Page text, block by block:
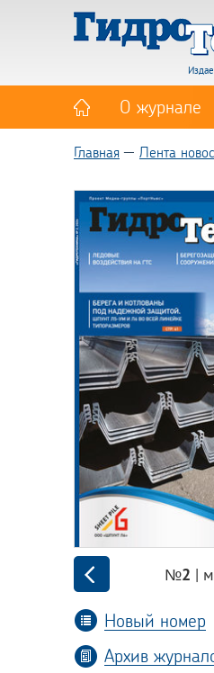
О журнале
Главная Лента
№2 |
Новый номер
Архив